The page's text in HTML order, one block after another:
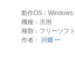
動作OS：Windows
機種：汎用
種類：フリーソフト
作者：
川畑 一